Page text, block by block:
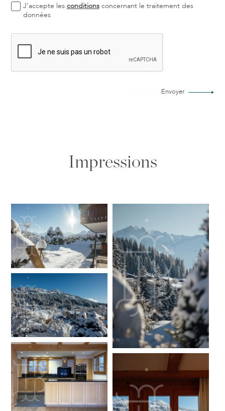
J'accepte les conditionsconcernant le traitement des
données
Envoyer
Impressions